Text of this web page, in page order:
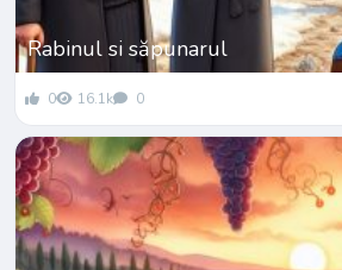
Rabinul si săpunarul
0 16.1k 0